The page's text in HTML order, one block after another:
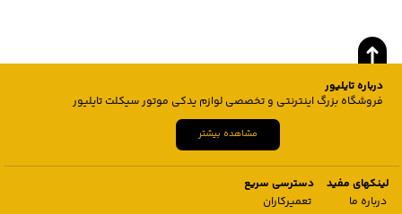
درباره تایلیور
فروشگاه بزرگ اینترنتی و تخصصی لوازم یدکی موتور سیکلت تایلیور
مشاهده بیشتر
لینکهای مفید
درباره ما
دسترسی سریع
تعمیرکاران